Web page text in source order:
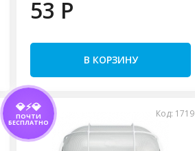
53 P
В КОРЗИНУ
💎⚡💎
ПОЧТИ
БЕСПЛАТНО
Код: 1719